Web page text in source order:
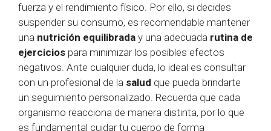
fuerza y el rendimiento físico. Por ello, si decides
suspender su consumo, es recomendable mantener
una nutrición equilibrada y una adecuada rutina de
ejercicios para minimizar los posibles efectos
negativos. Ante cualquier duda, lo ideal es consultar
con un profesional de la salud que pueda brindarte
un seguimiento personalizado. Recuerda que cada
organismo reacciona de manera distinta, por lo que
es fundamental cuidar tu cuerpo de forma